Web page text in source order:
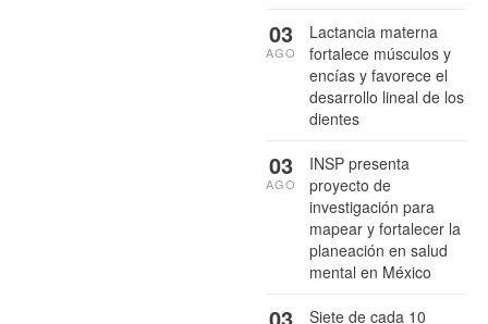
Lactancia materna
fortalece músculos y
encías y favorece el
desarrollo lineal de los
dientes
03
AGO
INSP presenta
proyecto de
investigación para
mapear y fortalecer la
planeación en salud
mental en México
03
AGO
Siete de cada 10